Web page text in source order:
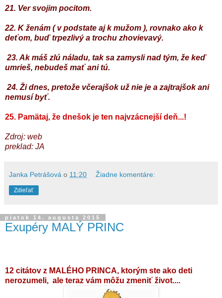
21. Ver svojim pocitom.
22. K ženám ( v podstate aj k mužom ), rovnako ako k
deťom, buď trpezlivý a trochu zhovievavý.
23. Ak máš zlú náladu, tak sa zamysli nad tým, že keď
umrieš, nebudeš mať ani tú.
24. Ži dnes, pretože včerajšok už nie je a zajtrajšok ani
nemusí byť.
25. Pamätaj, že dnešok je ten najvzácnejší deň...!
Zdroj: web
preklad: JA
Janka Petrášová o 11:20 Žiadne komentáre:
Zdieľať
piatok 14. augusta 2015
Exupéry MALÝ PRINC
12 citátov z MALÉHO PRINCA, ktorým ste ako deti
nerozumeli, ale teraz vám môžu zmeniť život....